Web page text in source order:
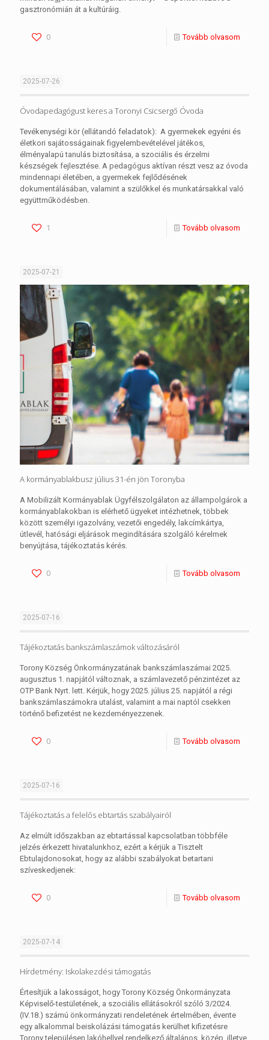
gasztronómián át a kultúráig.
0 Tovább olvasom
2025-07-26
Óvodapedagógust keres a Toronyi Csicsergő Óvoda
Tevékenységi kör (ellátandó feladatok): A gyermekek egyéni és
életkori sajátosságainak figyelembevételével játékos,
élményalapú tanulás biztosítása, a szociális és érzelmi
készségek fejlesztése. A pedagógus aktívan részt vesz az óvoda
mindennapi életében, a gyermekek fejlődésének
dokumentálásában, valamint a szülőkkel és munkatársakkal való
együttműködésben.
1 Tovább olvasom
2025-07-21
A kormányablakbusz július 31-én jön Toronyba
A Mobilizált Kormányablak Ügyfélszolgálaton az állampolgárok a
kormányablakokban is elérhető ügyeket intézhetnek, többek
között személyi igazolvány, vezetői engedély, lakcímkártya,
útlevél, hatósági eljárások megindítására szolgáló kérelmek
benyújtása, tájékoztatás kérés.
0 Tovább olvasom
2025-07-16
Tájékoztatás bankszámlaszámok változásáról
Torony Község Önkormányzatának bankszámlaszámai 2025.
augusztus 1. napjától változnak, a számlavezető pénzintézet az
OTP Bank Nyrt. lett. Kérjük, hogy 2025. július 25. napjától a régi
bankszámlaszámokra utalást, valamint a mai naptól csekken
történő befizetést ne kezdeményezzenek.
0 Tovább olvasom
2025-07-16
Tájékoztatás a felelős ebtartás szabályairól
Az elmúlt időszakban az ebtartással kapcsolatban többféle
jelzés érkezett hivatalunkhoz, ezért a kérjük a Tisztelt
Ebtulajdonosokat, hogy az alábbi szabályokat betartani
szíveskedjenek:
0 Tovább olvasom
2025-07-14
Hírdetmény: Iskolakezdési támogatás
Értesítjük a lakosságot, hogy Torony Község Önkormányzata
Képviselő-testületének, a szociális ellátásokról szóló 3/2024.
(IV.18.) számú önkormányzati rendeletének értelmében, évente
egy alkalommal beiskolázási támogatás kerülhet kifizetésre
Torony településen lakóhellyel rendelkező általános, közép, illetve